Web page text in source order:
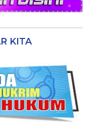
KITA